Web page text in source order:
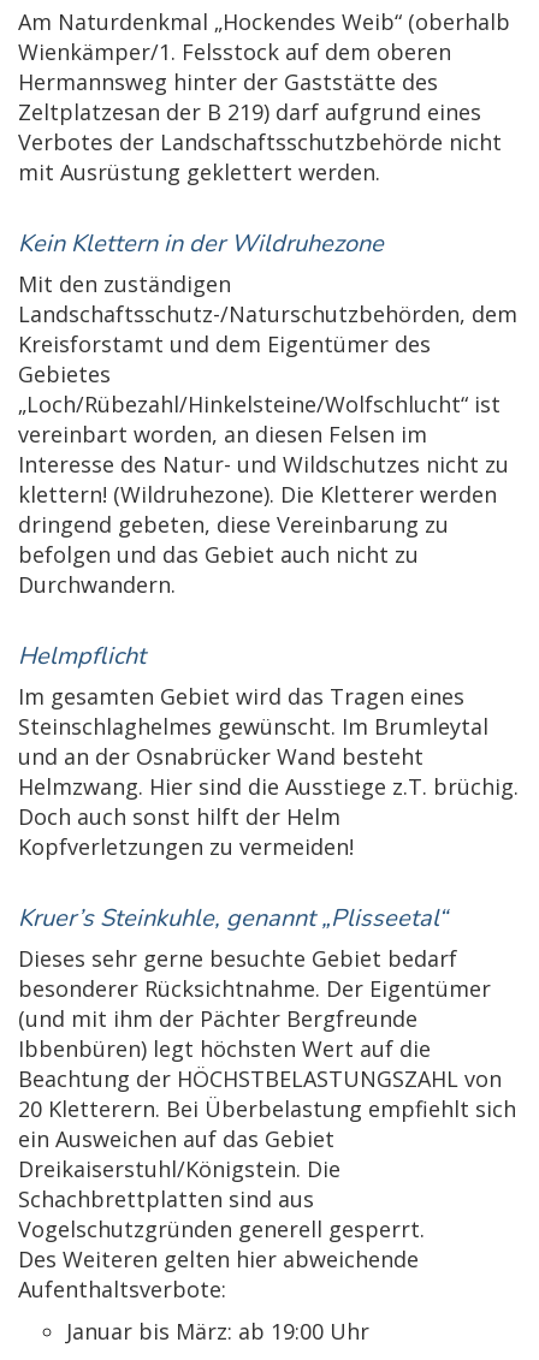
Am Naturdenkmal „Hockendes Weib“ (oberhalb
Wienkämper/1. Felsstock auf dem oberen
Hermannsweg hinter der Gaststätte des
Zeltplatzesan der B 219) darf aufgrund eines
Verbotes der Landschaftsschutzbehörde nicht
mit Ausrüstung geklettert werden.
Kein Klettern in der Wildruhezone
Mit den zuständigen
Landschaftsschutz-/Naturschutzbehörden, dem
Kreisforstamt und dem Ei­gentümer des
Gebietes
„Loch/Rübezahl/Hinkelsteine/Wolfschlucht“ ist
vereinbart worden, an diesen Felsen im
Interesse des Natur- und Wildschutzes nicht zu
klettern! (Wildruhezone). Die Kletterer werden
dringend gebeten, diese Vereinbarung zu
befolgen und das Gebiet auch nicht zu
Durchwandern.
Helmpflicht
Im gesamten Gebiet wird das Tragen eines
Steinschlaghelmes gewünscht. Im Brumleytal
und an der Osnabrücker Wand besteht
Helmzwang. Hier sind die Ausstiege z.T. brüchig.
Doch auch sonst hilft der Helm
Kopfverletzungen zu vermeiden!
Kruer’s Steinkuhle, genannt „Plisseetal“
Dieses sehr gerne besuchte Gebiet bedarf
besonderer Rücksichtnahme. Der Eigentümer
(und mit ihm der Pächter Bergfreunde
Ibbenbüren) legt höchsten Wert auf die
Beachtung der HÖCHSTBELASTUNGSZAHL von
20 Kletterern. Bei Überbelastung empfiehlt sich
ein Ausweichen auf das Gebiet
Dreikaiserstuhl/Königstein. Die
Schachbrettplatten sind aus
Vogelschutzgründen generell gesperrt.
Des Weiteren gelten hier abweichende
Aufenthaltsverbote:
Januar bis März: ab 19:00 Uhr